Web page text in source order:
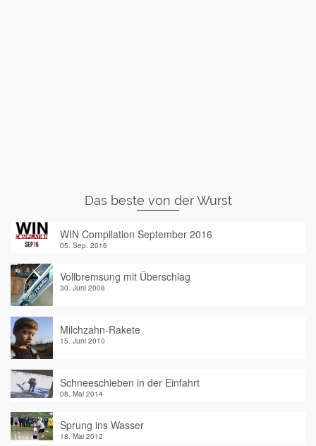
Das beste von der Wurst
WIN Compilation September 2016
05. Sep. 2016
Vollbremsung mit Überschlag
30. Juni 2008
Milchzahn-Rakete
15. Juni 2010
Schneeschieben in der Einfahrt
08. Mai 2014
Sprung ins Wasser
18. Mai 2012